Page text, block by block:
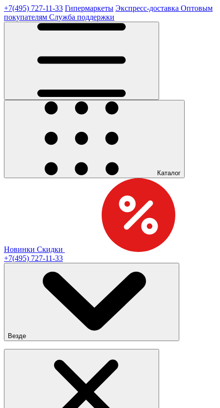
+7(495) 727-11-33 Гипермаркеты Экспресс-доставка Оптовым
покупателям Служба поддержки
Каталог
Новинки Скидки
+7(495) 727-11-33
Везде